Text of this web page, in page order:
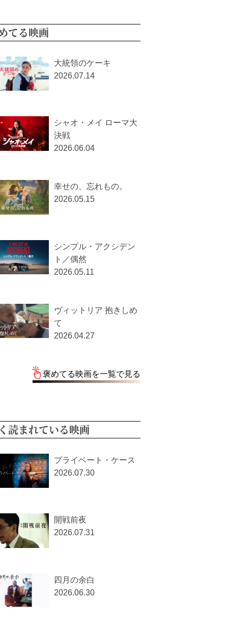
てる映画
大統領のケーキ
2026.07.14
シャオ・メイ ローマ大
決戦
2026.06.04
幸せの、忘れもの。
2026.05.15
シンプル・アクシデン
ト／偶然
2026.05.11
ヴィットリア 抱きしめ
て
2026.04.27
褒めてる映画を一覧で見る
読まれている映画
プライベート・ケース
2026.07.30
開戦前夜
2026.07.31
四月の余白
2026.06.30